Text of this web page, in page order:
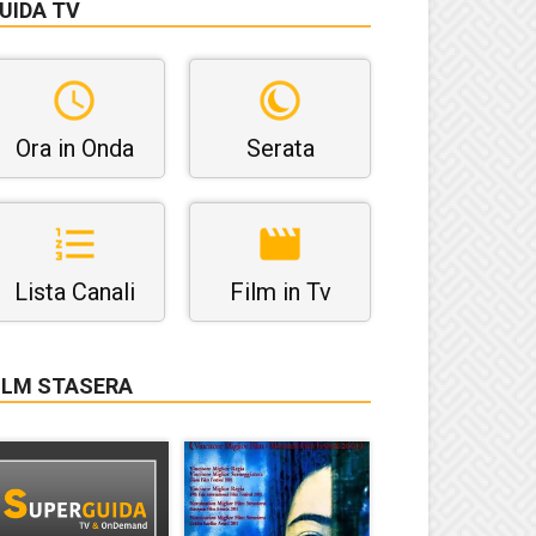
TV
Ora in Onda Serata
Lista Canali Film in Tv
STASERA